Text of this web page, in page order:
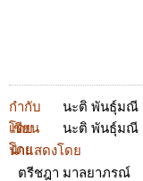
กำกับ
โดย
นะติ พันธุ์มณี
เขียน
โดย
นะติ พันธุ์มณี
นำแสดงโดย
ตรีชฎา มาลยาภรณ์